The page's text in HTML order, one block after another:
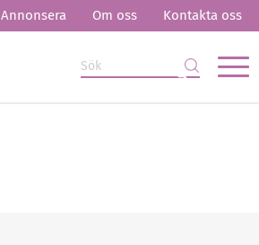
Annonsera Om oss Kontakta oss